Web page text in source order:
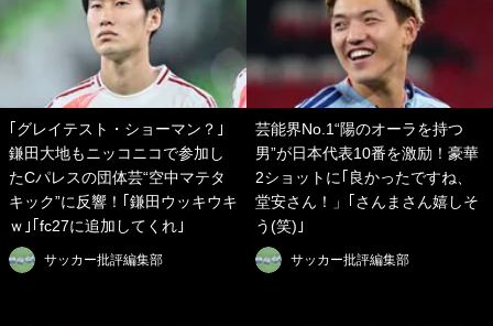
｢グレイテスト・ショーマン？｣
鎌田大地もニッコニコで参加し
たCパレスの団体芸“空中マテタ
キック”に反響！｢鎌田ウッキウキ
ｗ｣｢fc27に追加してくれ｣
サッカー批評編集部
芸能界No.1“陽のオーラを持つ
男”が日本代表10番を激励！豪華
2ショットに｢良かったですね、
堂安さん！」｢さんまさん嬉しそ
う(笑)｣
サッカー批評編集部